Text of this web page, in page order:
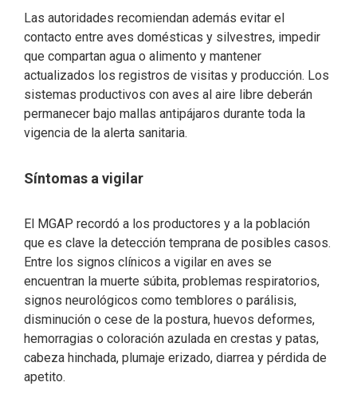
Las autoridades recomiendan además evitar el
contacto entre aves domésticas y silvestres, impedir
que compartan agua o alimento y mantener
actualizados los registros de visitas y producción. Los
sistemas productivos con aves al aire libre deberán
permanecer bajo mallas antipájaros durante toda la
vigencia de la alerta sanitaria.
Síntomas a vigilar
El MGAP recordó a los productores y a la población
que es clave la detección temprana de posibles casos.
Entre los signos clínicos a vigilar en aves se
encuentran la muerte súbita, problemas respiratorios,
signos neurológicos como temblores o parálisis,
disminución o cese de la postura, huevos deformes,
hemorragias o coloración azulada en crestas y patas,
cabeza hinchada, plumaje erizado, diarrea y pérdida de
apetito.